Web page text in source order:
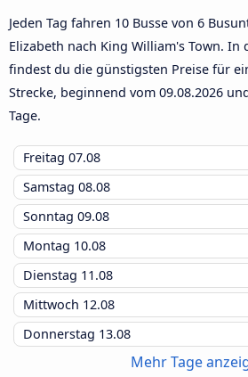
Jeden Tag fahren 10 Busse von 6
Elizabeth nach King William's Town. In
findest du die günstigsten Preise für
Strecke, beginnend vom 09.08.2026
Tage.
Freitag 07.08
Samstag 08.08
Sonntag 09.08
Montag 10.08
Dienstag 11.08
Mittwoch 12.08
Donnerstag 13.08
Mehr Tage